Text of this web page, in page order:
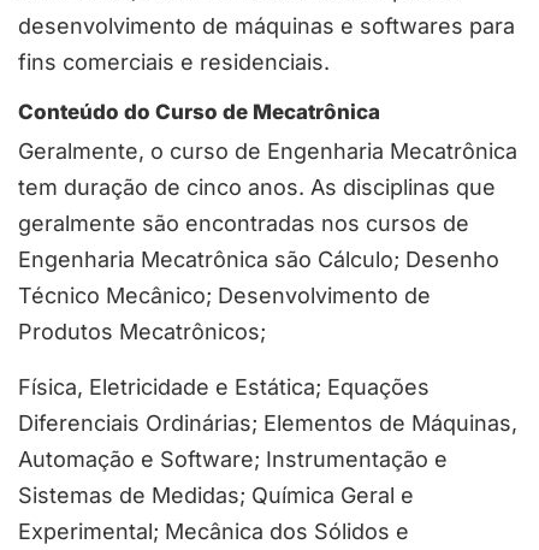
desenvolvimento de máquinas e softwares para
fins comerciais e residenciais.
Conteúdo do Curso de Mecatrônica
Geralmente, o curso de Engenharia Mecatrônica
tem duração de cinco anos. As disciplinas que
geralmente são encontradas nos cursos de
Engenharia Mecatrônica são Cálculo; Desenho
Técnico Mecânico; Desenvolvimento de
Produtos Mecatrônicos;
Física, Eletricidade e Estática; Equações
Diferenciais Ordinárias; Elementos de Máquinas,
Automação e Software; Instrumentação e
Sistemas de Medidas; Química Geral e
Experimental; Mecânica dos Sólidos e